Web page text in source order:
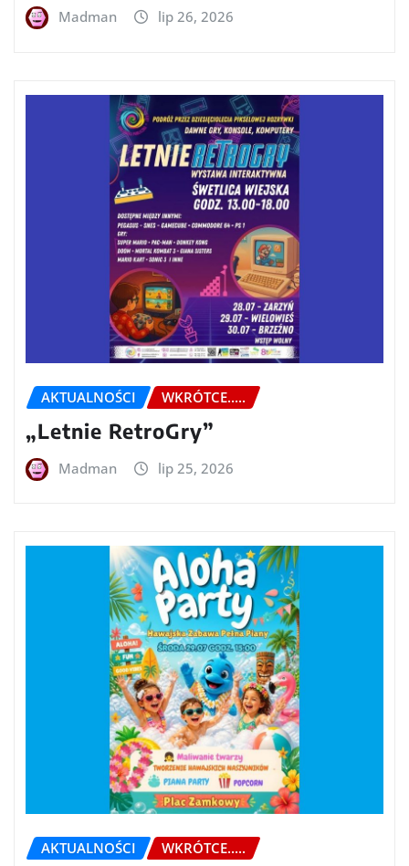
Madman lip 26, 2026
AKTUALNOŚCI WKRÓTCE.....
„Letnie RetroGry”
Madman lip 25, 2026
AKTUALNOŚCI WKRÓTCE.....